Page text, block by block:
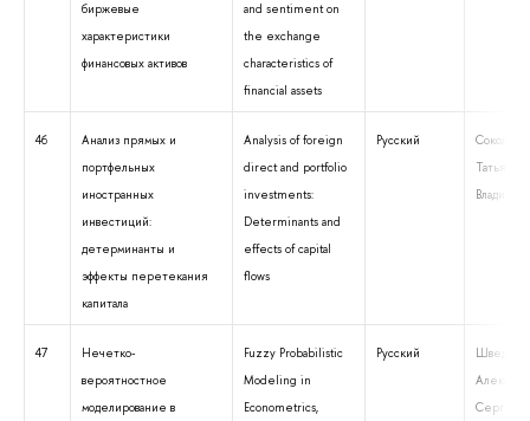
биржевые
характеристики
финансовых активов
and sentiment on
the exchange
characteristics of
financial assets
46
Анализ прямых и
портфельных
иностранных
инвестиций:
детерминанты и
эффекты перетекания
капитала
Analysis of foreign
direct and portfolio
investments:
Determinants and
effects of capital
flows
Русский
Соколова
Татьяна
47
Нечетко-
вероятностное
моделирование в
Fuzzy Probabilistic
Modeling in
Econometrics,
Русский
Шведов
Алексей